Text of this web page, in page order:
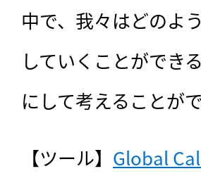
中で、我々はどのよ
していくことができ
にして考えることが
【ツール】 Global